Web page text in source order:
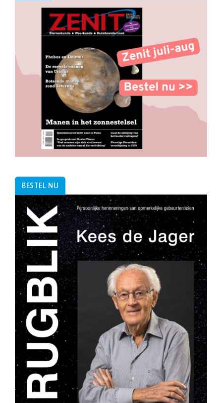
BESTEL NU